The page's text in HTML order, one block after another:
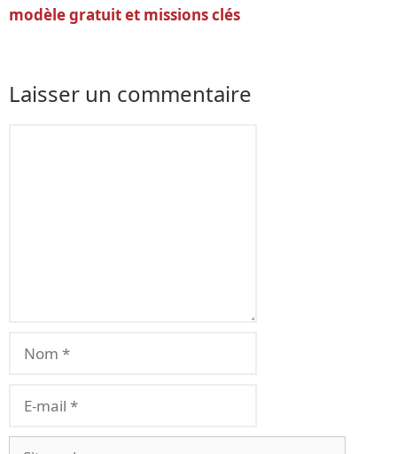
modèle gratuit et missions clés
Laisser un commentaire
mail